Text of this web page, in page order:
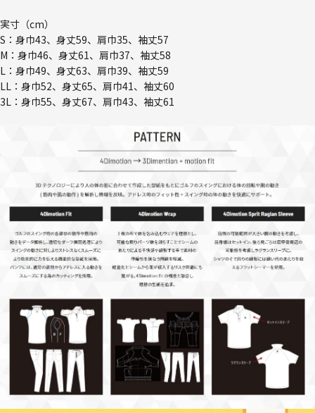
実寸（cm）
S：身巾43、身丈59、肩巾35、袖丈57
M：身巾46、身丈61、肩巾37、袖丈58
L：身巾49、身丈63、肩巾39、袖丈59
LL：身巾52、身丈65、肩巾41、袖丈60
3L：身巾55、身丈67、肩巾43、袖丈61